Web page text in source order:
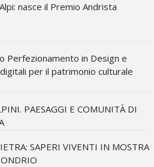
nasce il Premio Andrista
Perfezionamento in Design e
per il patrimonio culturale
PAESAGGI E COMUNITÀ DI
SAPERI VIVENTI IN MOSTRA